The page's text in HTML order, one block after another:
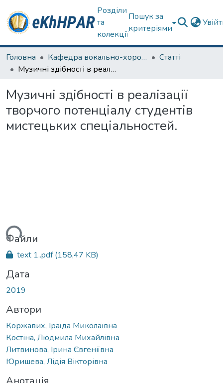
Розділи
та
колекції
Пошук за
критеріями
Головна Кафедра вокально-хорової підготовки вчителя
Статті
Музичні здібності в реалізації творчого потенціалу студентів мистецьких спеціальностей.
Музичні здібності в реалізації
творчого потенціалу студентів
мистецьких спеціальностей.
Файли
text 1..pdf(158,47 KB)
Дата
2019
Автори
Коржавих, Іраїда Миколаївна
Костіна, Людмила Михайлівна
Литвинова, Ірина Євгеніївна
Юришева, Лідія Вікторівна